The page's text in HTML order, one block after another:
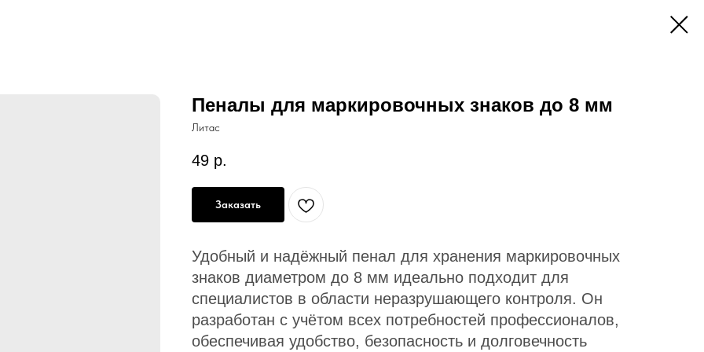
Пеналы для маркировочных знаков до 8 мм
Литас
49 р.
Заказать
Удобный и надёжный пенал для хранения маркировочных
знаков диаметром до 8 мм идеально подходит для
специалистов в области неразрушающего контроля. Он
разработан с учётом всех потребностей профессионалов,
обеспечивая удобство, безопасность и долговечность